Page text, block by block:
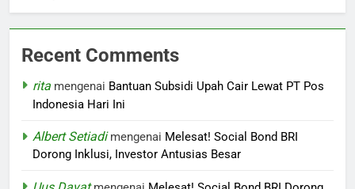
Recent Comments
rita mengenai Bantuan Subsidi Upah Cair Lewat PT Pos
Indonesia Hari Ini
Albert Setiadimengenai Melesat! Social Bond BRI
Dorong Inklusi, Investor Antusias Besar